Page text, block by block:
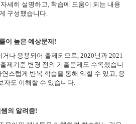
세히 설명하고, 학습에 도움이 되는 내용
구성했습니다.
이 높은 예상문제!
나 응용되어 출제되므로, 2020년과 2021
제기준 변경 전의 기출문제도 수록했습니
스럽게 반복 학습을 통해 익힐 수 있고, 응
자도 이해할 수 있습니다.
의 알려줌!